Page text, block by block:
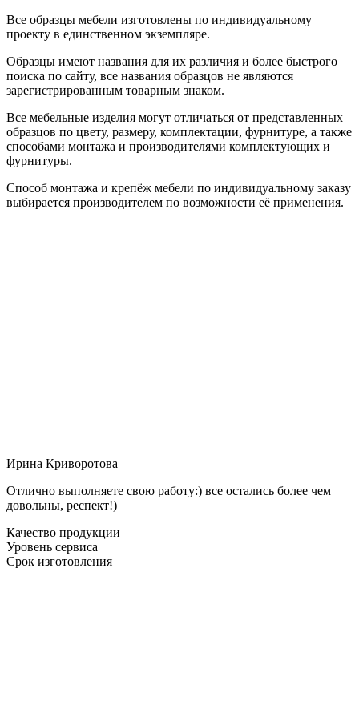
Все образцы мебели изготовлены по индивидуальному
проекту в единственном экземпляре.
Образцы имеют названия для их различия и более быстрого
поиска по сайту, все названия образцов не являются
зарегистрированным товарным знаком.
Все мебельные изделия могут отличаться от представленных
образцов по цвету, размеру, комплектации, фурнитуре, а также
способами монтажа и производителями комплектующих и
фурнитуры.
Способ монтажа и крепёж мебели по индивидуальному заказу
выбирается производителем по возможности её применения.
Ирина Криворотова
Отлично выполняете свою работу:) все остались более чем
довольны, респект!)
Качество продукции
Уровень сервиса
Срок изготовления